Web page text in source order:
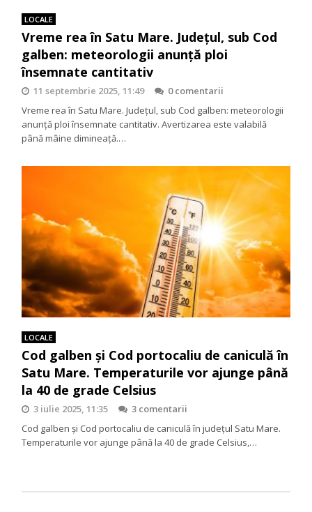
LOCALE
Vreme rea în Satu Mare. Județul, sub Cod
galben: meteorologii anunță ploi
însemnate cantitativ
11 septembrie 2025, 11:49
0 comentarii
Vreme rea în Satu Mare. Județul, sub Cod galben: meteorologii
anunță ploi însemnate cantitativ. Avertizarea este valabilă
până mâine dimineață.…
LOCALE
Cod galben și Cod portocaliu de caniculă în
Satu Mare. Temperaturile vor ajunge până
la 40 de grade Celsius
3 iulie 2025, 11:35
3 comentarii
Cod galben și Cod portocaliu de caniculă în județul Satu Mare.
Temperaturile vor ajunge până la 40 de grade Celsius,…